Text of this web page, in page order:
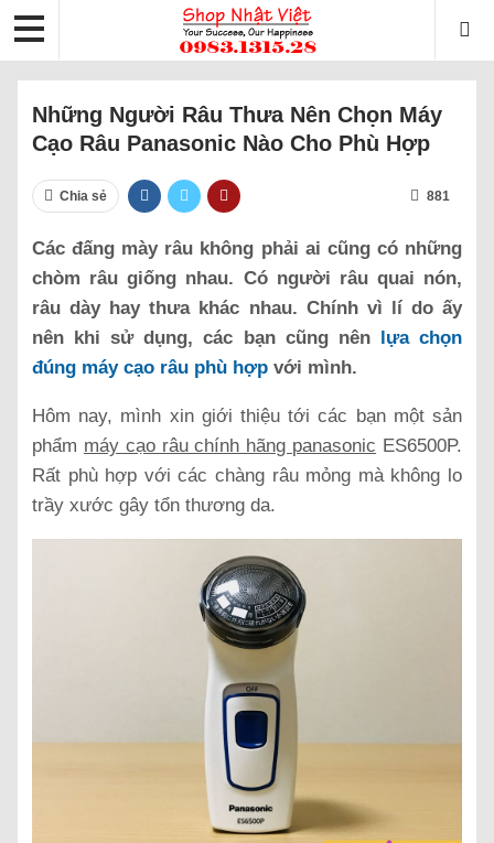
Những Người Râu Thưa Nên Chọn Máy
Cạo Râu Panasonic Nào Cho Phù Hợp
Chia sẻ 881
Các đấng mày râu không phải ai cũng có những
chòm râu giống nhau. Có người râu quai nón,
râu dày hay thưa khác nhau. Chính vì lí do ấy
nên khi sử dụng, các bạn cũng nên lựa chọn
đúng máy cạo râu phù hợp với mình.
Hôm nay, mình xin giới thiệu tới các bạn một sản
phẩm máy cạo râu chính hãng panasonic ES6500P.
Rất phù hợp với các chàng râu mỏng mà không lo
trầy xước gây tổn thương da.